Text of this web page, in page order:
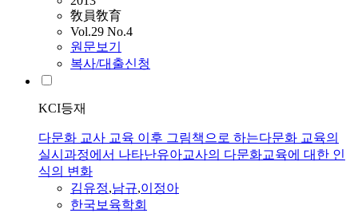
敎員敎育
Vol.29 No.4
원문보기
복사/대출신청
KCI등재
다문화 교사 교육 이후 그림책으로 하는다문화 교육의
실시과정에서 나타난유아교사의 다문화교육에 대한 인
식의 변화
김유정,남규,이정아
한국보육학회